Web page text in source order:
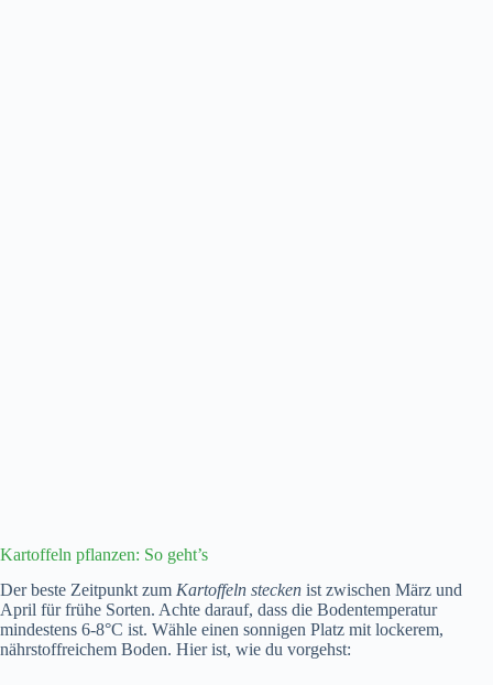
Kartoffeln pflanzen: So geht’s
Der beste Zeitpunkt zum Kartoffeln stecken ist zwischen März und
April für frühe Sorten. Achte darauf, dass die Bodentemperatur
mindestens 6-8°C ist. Wähle einen sonnigen Platz mit lockerem,
nährstoffreichem Boden. Hier ist, wie du vorgehst: